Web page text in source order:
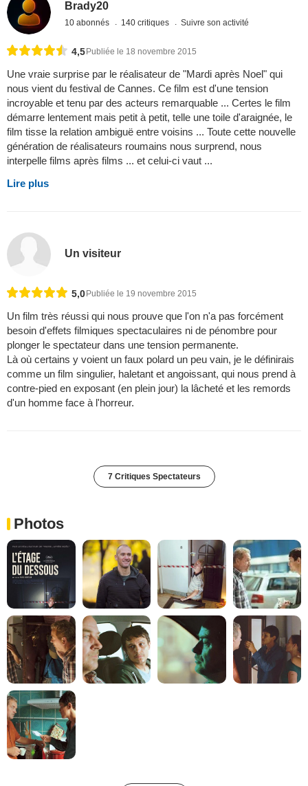
Brady20
10 abonnés 140 critiques Suivre son activité
4,5 Publiée le 18 novembre 2015
Une vraie surprise par le réalisateur de "Mardi après Noel" qui
nous vient du festival de Cannes. Ce film est d'une tension
incroyable et tenu par des acteurs remarquable ... Certes le film
démarre lentement mais petit à petit, telle une toile d'araignée, le
film tisse la relation ambiguë entre voisins ... Toute cette nouvelle
génération de réalisateurs roumains nous surprend, nous
interpelle films après films ... et celui-ci vaut ...
Lire plus
Un visiteur
5,0 Publiée le 19 novembre 2015
Un film très réussi qui nous prouve que l'on n'a pas forcément
besoin d'effets filmiques spectaculaires ni de pénombre pour
plonger le spectateur dans une tension permanente.
Là où certains y voient un faux polard un peu vain, je le définirais
comme un film singulier, haletant et angoissant, qui nous prend à
contre-pied en exposant (en plein jour) la lâcheté et les remords
d'un homme face à l'horreur.
7 Critiques Spectateurs
Photos